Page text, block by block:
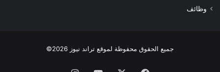
وظائف
جميع الحقوق محفوظة لموقع تراند نيوز 2026©